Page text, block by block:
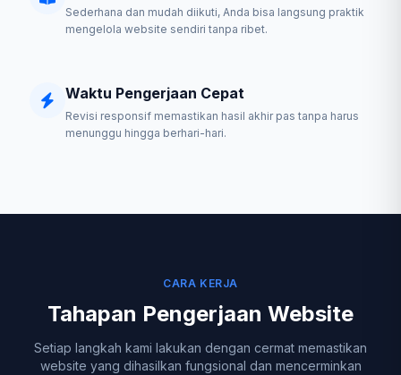
Sederhana dan mudah diikuti, Anda bisa langsung praktik
mengelola website sendiri tanpa ribet.
Waktu Pengerjaan Cepat
Revisi responsif memastikan hasil akhir pas tanpa harus
menunggu hingga berhari-hari.
CARA KERJA
Tahapan Pengerjaan Website
Setiap langkah kami lakukan dengan cermat memastikan
website yang dihasilkan fungsional dan mencerminkan